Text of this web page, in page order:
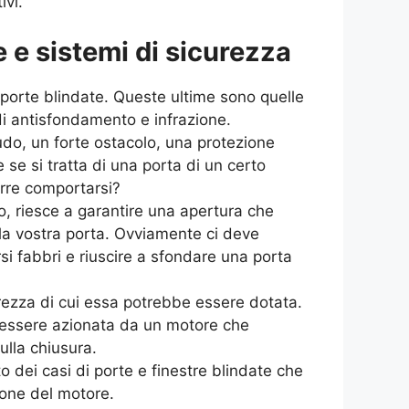
e sistemi di sicurezza
blindate. Queste ultime sono quelle
antisfondamento e infrazione.
un forte ostacolo, una protezione
se si tratta di una porta di un certo
comportarsi?
riesce a garantire una apertura che
vostra porta. Ovviamente ci deve
fabbri e riuscire a sfondare una porta
di cui essa potrebbe essere dotata.
azionata da un motore che
chiusura.
dei casi di porte e finestre blindate che
del motore.